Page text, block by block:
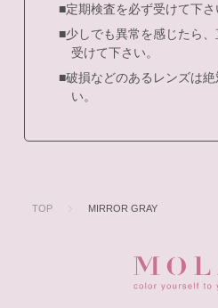
■定期検査を必ず受けて下さ
■少しでも異常を感じたら
受けて下さい。
■破損などのあるレンズは
い。
TOP MIRROR GRAY